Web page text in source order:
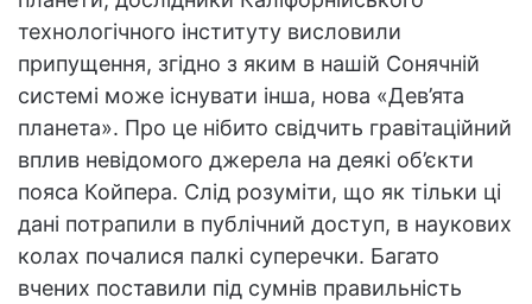
технологічного інституту висловили
припущення, згідно з яким в нашій Сонячній
системі може існувати інша, нова «Дев’ята
планета». Про це нібито свідчить гравітаційний
вплив невідомого джерела на деякі об’єкти
пояса Койпера. Слід розуміти, що як тільки ці
дані потрапили в публічний доступ, в наукових
колах почалися палкі суперечки. Багато
вчених поставили під сумнів правильність